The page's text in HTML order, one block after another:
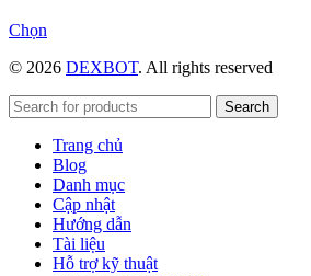
Chọn
này
nhiều
thể.
Các
tùy
chọn
có
thể
được
© 2026 DEXBOT. All rights reserved
Search
Trang chủ
Blog
Danh mục
Cập nhật
Hướng dẫn
Tài liệu
Hỗ trợ kỹ thuật